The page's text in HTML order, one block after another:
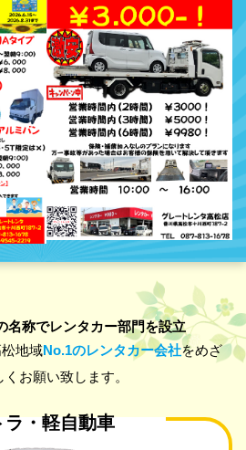
名称でレンタカー部門を設立
地域No.1のレンタカー会社をめざ
お願い致します。
ラ・軽自動車